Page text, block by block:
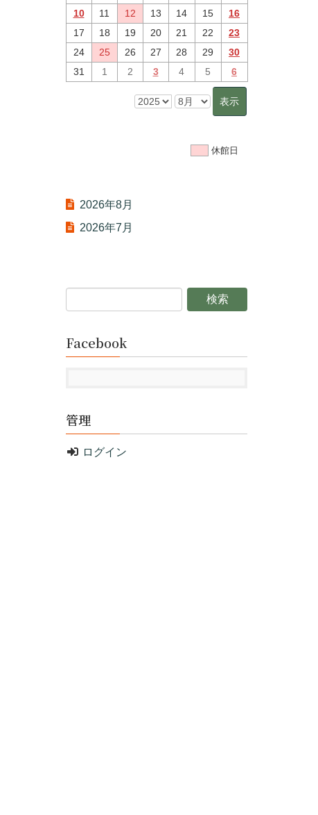
10
11 12 13 14 15
16
17
18 19 20 21 22
23
24
25 26 27 28 29
30
31
1 2 3 4 5 6
休館日
2026年8月
2026年7月
Facebook
管理
ログイン